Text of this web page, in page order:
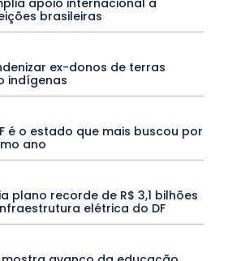
e Tal
DANÇA Dengue
DESTAQUE DF
E OPORTUNIDADES
ENTORNO
Espírito Santo
EXPOSIÇÃO Featured
Febre Amarela
ARTIFICIAL
INTERNACIONAL
JUDICIÁRIO LITERATURA
Maranhão
Pernambuco Piauí
POLÍTICA
PROCESSO SELETIVO
PUBLIEDITORIAL
PROFISSIONAL
RESIDÊNCIA
São Paulo SARAMPO
SAÚDE
brasileiras
ex-donos de terras
indígenas
é o estado que mais buscou por
ano
plano recorde de R$ 3,1 bilhões
elétrica do DF